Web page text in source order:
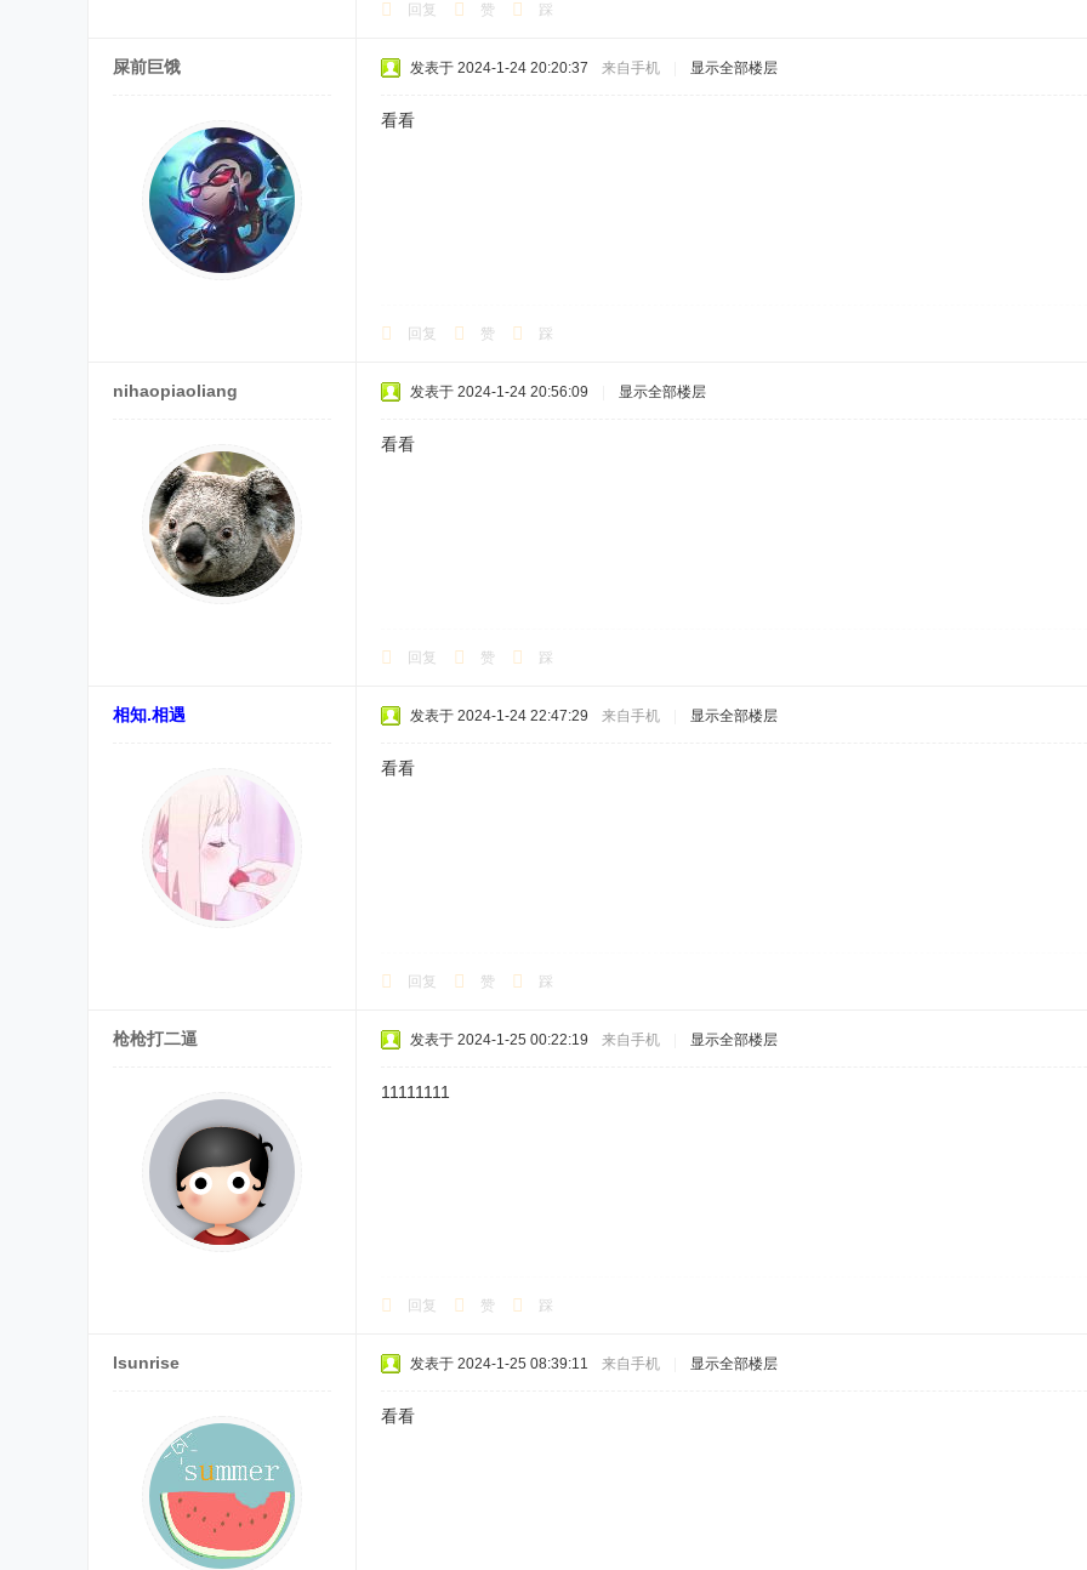
回复 赞 踩
屎前巨饿 发表于 2024-1-24 20:20:37 来自手机 显示全部楼层
看看
回复 赞 踩
nihaopiaoliang 发表于 2024-1-24 20:56:09 显示全部楼层
看看
回复 赞 踩
相知.相遇 发表于 2024-1-24 22:47:29 来自手机 显示全部楼层
看看
回复 赞 踩
枪枪打二逼 发表于 2024-1-25 00:22:19 来自手机 显示全部楼层
11111111
回复 赞 踩
lsunrise 发表于 2024-1-25 08:39:11 来自手机 显示全部楼层
看看